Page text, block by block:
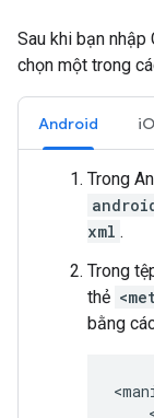
Sau khi bạn nhập
chọn một trong
Android
Trong
xml .
Trong
thẻ
bằng